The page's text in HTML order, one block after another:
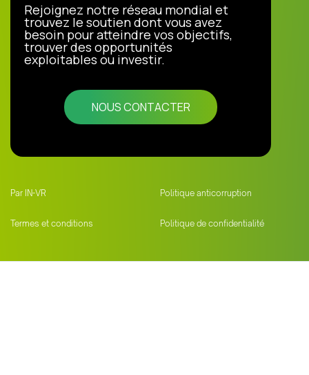
Rejoignez notre réseau mondial et
trouvez le soutien dont vous avez
besoin pour atteindre vos objectifs,
trouver des opportunités
exploitables ou investir.
NOUS CONTACTER
Par IN-VR Politique anticorruption
Termes et conditions Politique de confidentialité